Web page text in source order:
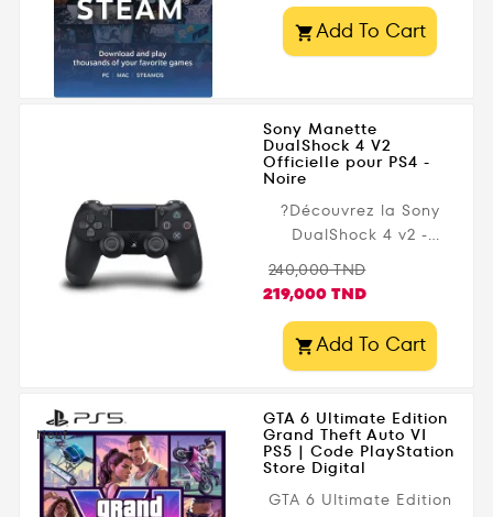
Add To Cart
Sony Manette
DualShock 4 V2
Officielle pour PS4 -
Noire
?Découvrez la Sony
DualShock 4 v2 -
Bluetooth pour PS4 ,
une référence
incontournable pour
les joueurs PlayStation.
confortable, une
réactivité
exceptionnelle et une
immersion totale, cette
Prix
de
240,000 TND
219,000 TND
Add To Cart
Neuf
GTA 6 Ultimate Edition
Grand Theft Auto VI
PS5 | Code PlayStation
Store Digital
GTA 6 Ultimate Edition